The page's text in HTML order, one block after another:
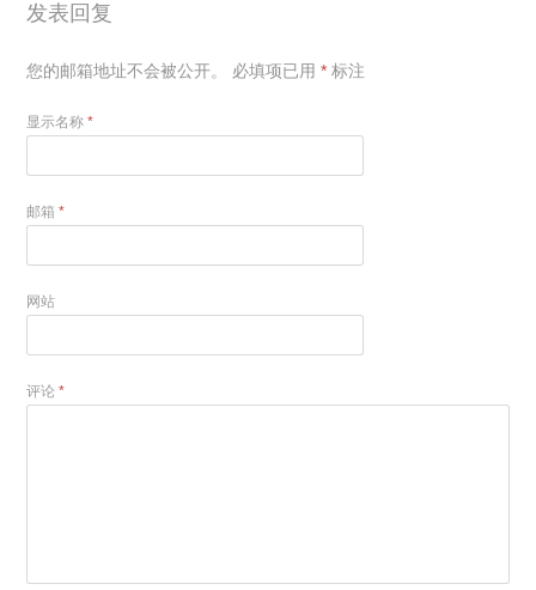
发表回复
您的邮箱地址不会被公开。 必填项已用* 标注
显示名称*
邮箱*
网站
评论*